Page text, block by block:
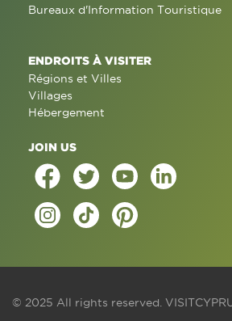
Bureaux d'Information Touristique
ENDROITS À VISITER
Régions et Villes
Villages
Hébergement
JOIN US
© 2025 All rights reserved.